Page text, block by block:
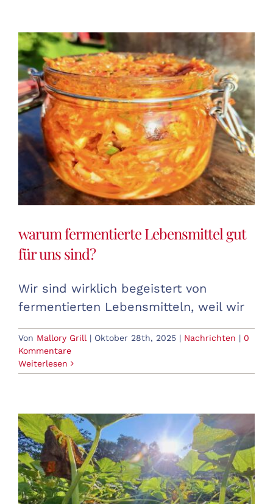
warum fermentierte Lebensmittel gut
für uns sind?
Wir sind wirklich begeistert von
fermentierten Lebensmitteln, weil wir
Von Mallory Grill | Oktober 28th, 2025 | Nachrichten | 0
Kommentare
Weiterlesen